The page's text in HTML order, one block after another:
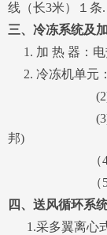
线（长3米）１条.
三、冷冻系统及
1. 加 热 器：电
2. 冷冻机单元
(2) 压缩机
(3) 制冷剂
邦)
（4） 冷凝
（5） 蒸
四、送风循环系
1.采多翼离心